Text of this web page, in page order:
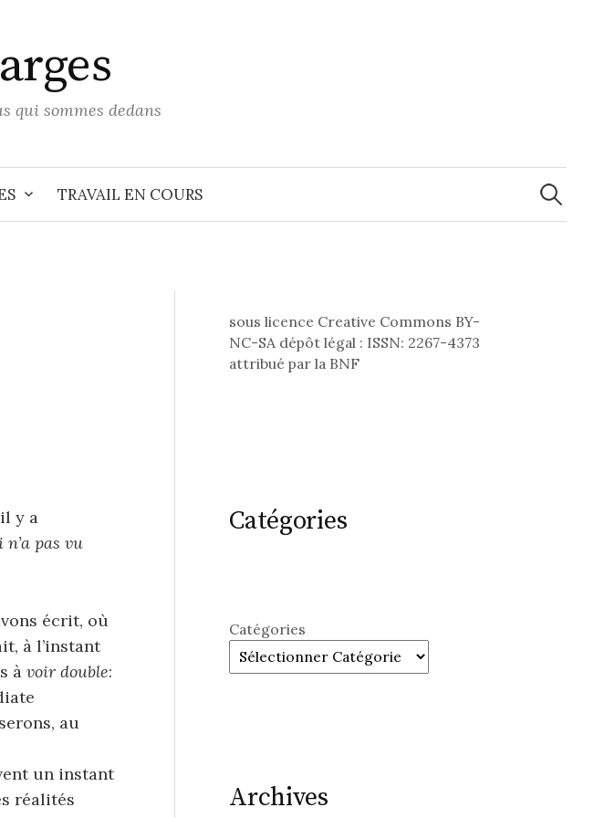
qui sommes dedans
TRAVAIL EN COURS
y a
n’a pas vu
écrit, où
à l’instant
à voir double:
au
un instant
réalités
sous licence Creative Commons BY-
NC-SA dépôt légal : ISSN: 2267-4373
attribué par la BNF
Catégories
Catégories
Archives